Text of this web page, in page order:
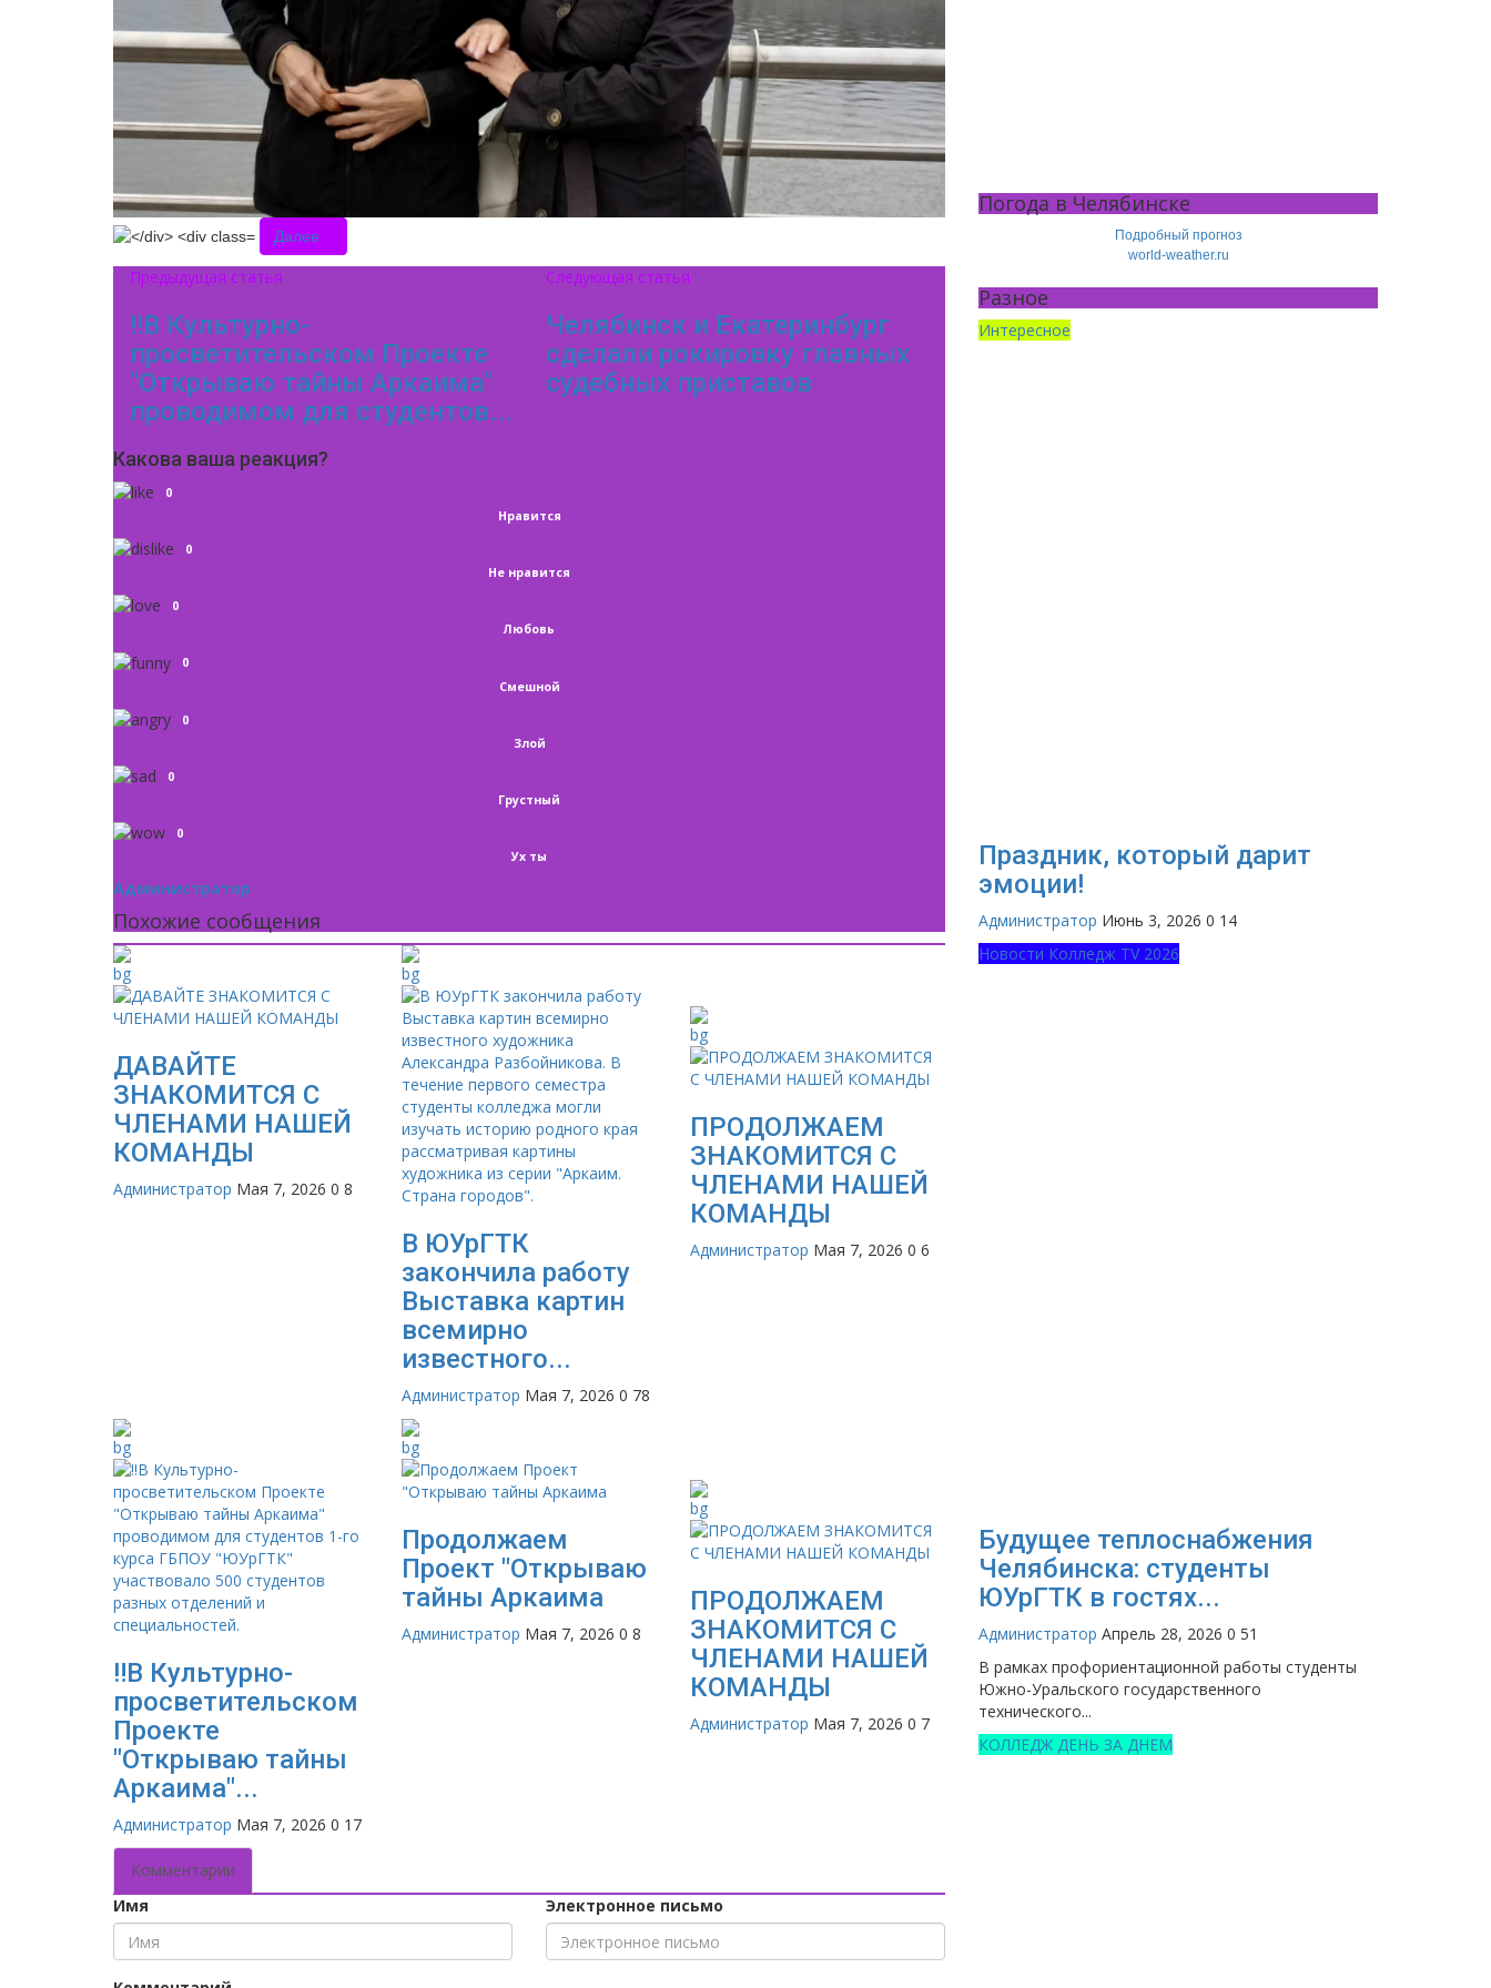
Далее
Предыдущая статья
‼В Культурно-
просветительском Проекте
"Открываю тайны Аркаима"
проводимом для студентов...
Следующая статья
Челябинск и Екатеринбург
сделали рокировку главных
судебных приставов
Какова ваша реакция?
0
Нравится
0
Не нравится
0
Любовь
0
Смешной
0
Злой
0
Грустный
0
Ух ты
Администратор
Похожие сообщения
ДАВАЙТЕ
ЗНАКОМИТСЯ С
ЧЛЕНАМИ НАШЕЙ
КОМАНДЫ
Администратор Мая 7, 2026 0 8
В ЮУрГТК
закончила работу
Выставка картин
всемирно
известного...
Администратор Мая 7, 2026 0 78
ПРОДОЛЖАЕМ
ЗНАКОМИТСЯ С
ЧЛЕНАМИ НАШЕЙ
КОМАНДЫ
Администратор Мая 7, 2026 0 6
‼В Культурно-
просветительском
Проекте
"Открываю тайны
Аркаима"...
Администратор Мая 7, 2026 0 17
Продолжаем
Проект "Открываю
тайны Аркаима
Администратор Мая 7, 2026 0 8
ПРОДОЛЖАЕМ
ЗНАКОМИТСЯ С
ЧЛЕНАМИ НАШЕЙ
КОМАНДЫ
Администратор Мая 7, 2026 0 7
Комментарии
Имя
Электронное письмо
Погода в Челябинске
Подробный прогноз
world-weather.ru
Разное
Интересное
Праздник, который дарит
эмоции!
Администратор Июнь 3, 2026 0 14
Новости Колледж TV 2026
Будущее теплоснабжения
Челябинска: студенты
ЮУрГТК в гостях...
Администратор Апрель 28, 2026 0 51
В рамках профориентационной работы студенты
Южно-Уральского государственного
технического...
КОЛЛЕДЖ ДЕНЬ ЗА ДНЕМ